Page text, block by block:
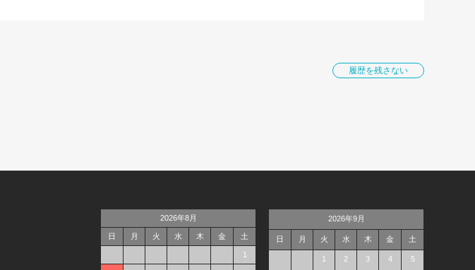
履歴を残さない
2026年8月
日 月 火 水 木 金 土
1
2026年9月
日 月 火 水 木 金 土
1 2 3 4 5